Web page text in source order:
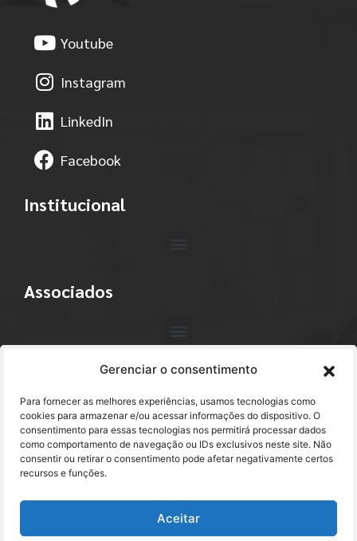
Gerenciar o consentimento
Para fornecer as melhores experiências, usamos tecnologias como
cookies para armazenar e/ou acessar informações do dispositivo. O
consentimento para essas tecnologias nos permitirá processar dados
como comportamento de navegação ou IDs exclusivos neste site. Não
consentir ou retirar o consentimento pode afetar negativamente certos
recursos e funções.
Aceitar
Youtube
Instagram
LinkedIn
Facebook
Institucional
Associados
+55 (11) 3113-4040
abracam@abracam.com
Bela Vista - São Paulo, SP CEP 01310-300